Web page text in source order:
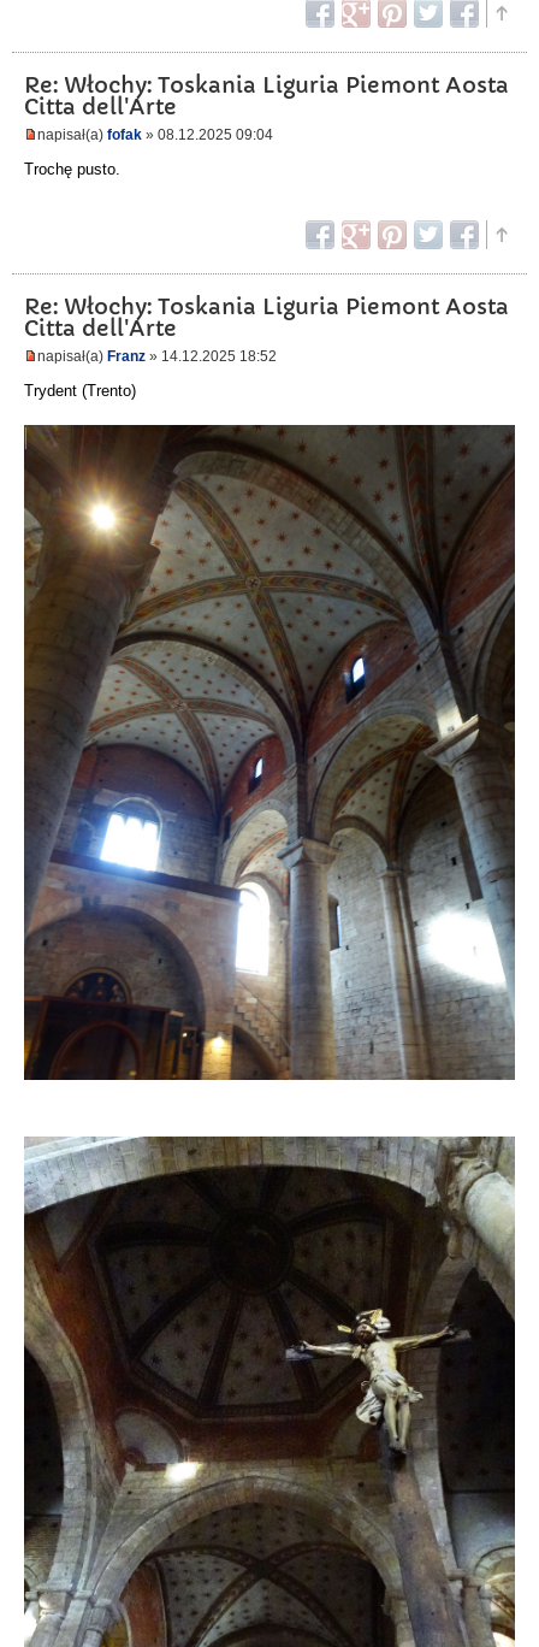
Re: Włochy: Toskania Liguria Piemont Aosta
Citta dell'Arte
napisał(a) fofak » 08.12.2025 09:04
Trochę pusto.
Re: Włochy: Toskania Liguria Piemont Aosta
Citta dell'Arte
napisał(a) Franz » 14.12.2025 18:52
Trydent (Trento)